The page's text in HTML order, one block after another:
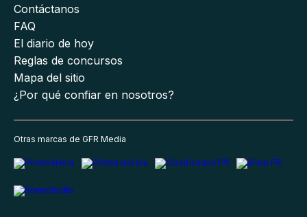
Contáctanos
FAQ
El diario de hoy
Reglas de concursos
Mapa del sitio
¿Por qué confiar en nosotros?
Otras marcas de GFR Media